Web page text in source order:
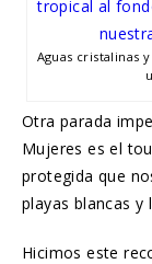
Aguas cristalinas
Otra parada
Mujeres es el
protegida que
playas blancas y
Hicimos este